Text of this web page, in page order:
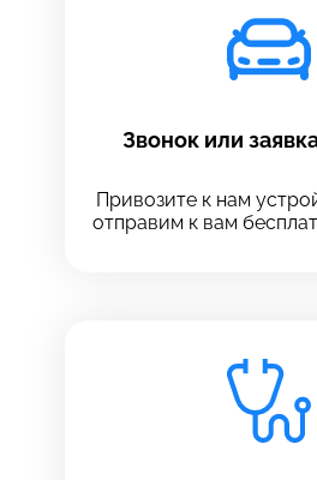
Звонок или
Привозите к нам
отправим к вам
Выберите сервис
Выберите сервис